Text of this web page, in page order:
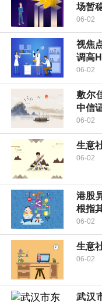
场暂
06-02
视焦
调高
06-02
敷尔
中信
06-02
生意
06-02
港股
根指
06-02
生意
06-02
武汉